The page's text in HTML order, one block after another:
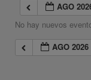
AGO
No hay nuevos
AGO 2026